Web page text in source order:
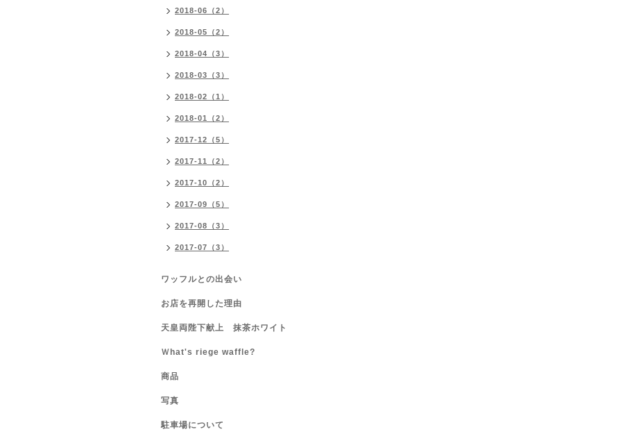
2018-06（2）
2018-05（2）
2018-04（3）
2018-03（3）
2018-02（1）
2018-01（2）
2017-12（5）
2017-11（2）
2017-10（2）
2017-09（5）
2017-08（3）
2017-07（3）
ワッフルとの出会い
お店を再開した理由
天皇両陛下献上 抹茶ホワイト
Ｗhat's riege waffle?
商品
写真
駐車場について